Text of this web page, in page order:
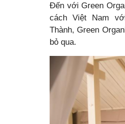
Đến với Green
cách Việt Nam
Thành, Green
bỏ qua.